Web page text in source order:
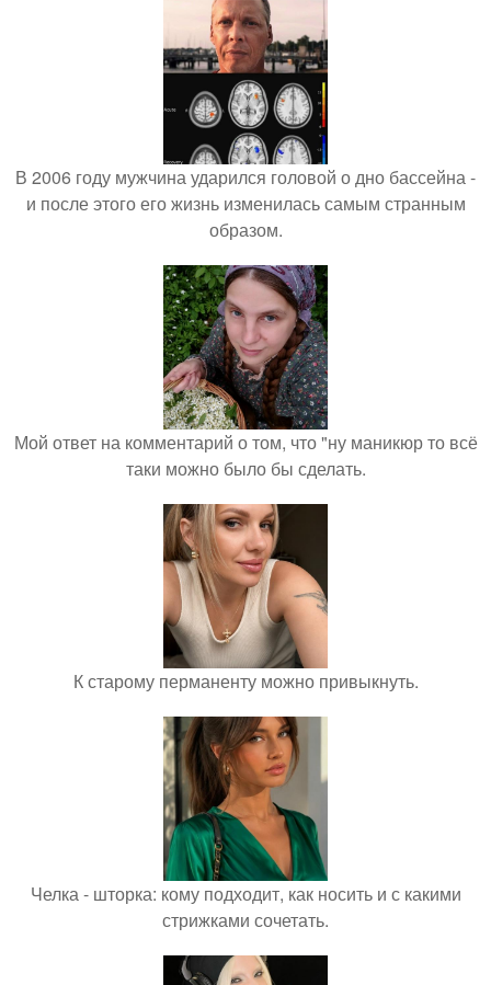
В 2006 году мужчина ударился головой о дно бассейна -
и после этого его жизнь изменилась самым странным
образом.
Мой ответ на комментарий о том, что "ну маникюр то всё
таки можно было бы сделать.
К старому перманенту можно привыкнуть.
Челка - шторка: кому подходит, как носить и с какими
стрижками сочетать.